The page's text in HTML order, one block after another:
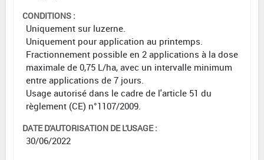
CONDITIONS :
Uniquement sur luzerne.
Uniquement pour application au printemps.
Fractionnement possible en 2 applications à la dose
maximale de 0,75 L/ha, avec un intervalle minimum
entre applications de 7 jours.
Usage autorisé dans le cadre de l'article 51 du
règlement (CE) n°1107/2009.
DATE D'AUTORISATION DE L'USAGE :
30/06/2022